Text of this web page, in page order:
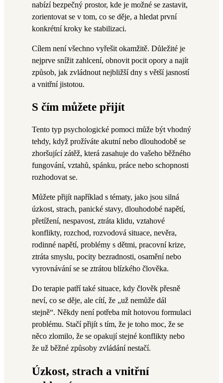
nabízí bezpečný prostor, kde je možné se zastavit,
zorientovat se v tom, co se děje, a hledat první
konkrétní kroky ke stabilizaci.
Cílem není všechno vyřešit okamžitě. Důležité je
nejprve snížit zahlcení, obnovit pocit opory a najít
způsob, jak zvládnout nejbližší dny s větší jasností
a vnitřní jistotou.
S čím můžete přijít
Tento typ psychologické pomoci může být vhodný
tehdy, když prožíváte akutní nebo dlouhodobě se
zhoršující zátěž, která zasahuje do vašeho běžného
fungování, vztahů, spánku, práce nebo schopnosti
rozhodovat se.
Můžete přijít například s tématy, jako jsou silná
úzkost, strach, panické stavy, dlouhodobé napětí,
přetížení, nespavost, ztráta klidu, vztahové
konflikty, rozchod, rozvodová situace, nevěra,
rodinné napětí, problémy s dětmi, pracovní krize,
ztráta smyslu, pocity bezradnosti, osamění nebo
vyrovnávání se se ztrátou blízkého člověka.
Do terapie patří také situace, kdy člověk přesně
neví, co se děje, ale cítí, že „už nemůže dál
stejně“. Někdy není potřeba mít hotovou formulaci
problému. Stačí přijít s tím, že je toho moc, že se
něco zlomilo, že se opakují stejné konflikty nebo
že už běžné způsoby zvládání nestačí.
Úzkost, strach a vnitřní